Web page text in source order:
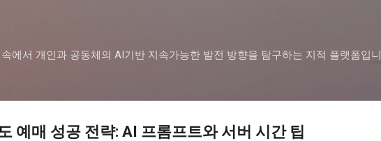
에서 개인과 공동체의 AI기반 지속가능한 발전 방향을 탐구하는 지적 플랫폼입니
예매 성공 전략: AI 프롬프트와 서버 시간 팁